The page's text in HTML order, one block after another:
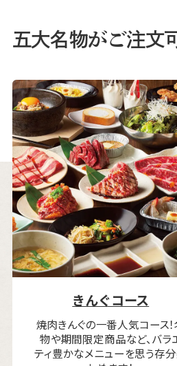
五大名物がご注文
きんぐコース
焼肉きんぐの一番人気コース！
物や期間限定商品など、バラ
ティ豊かなメニューを思う存